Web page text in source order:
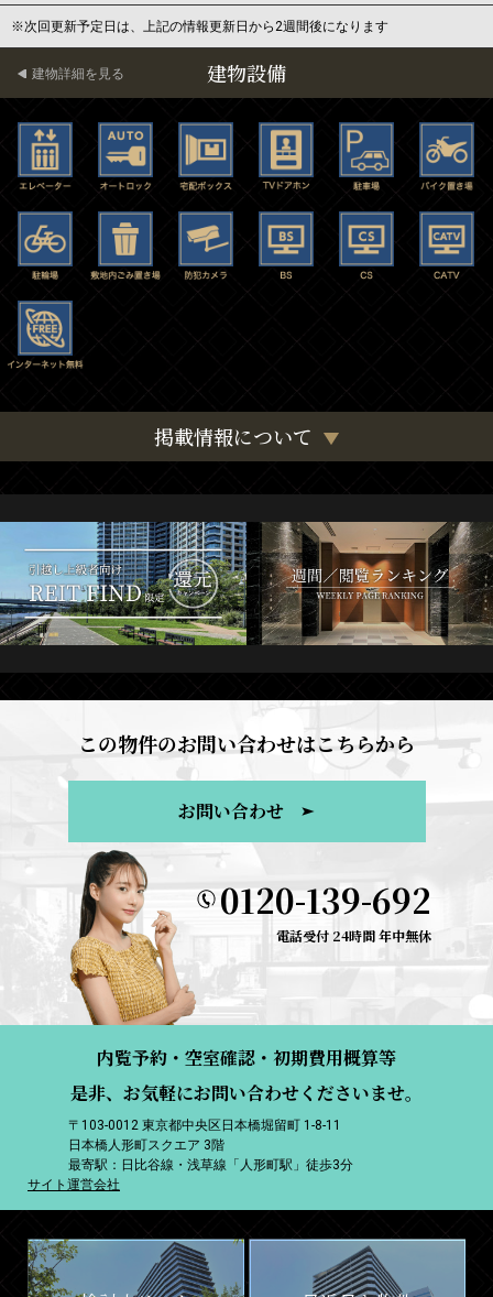
※次回更新予定日は、上記の情報更新日から2週間後になります
建物設備
建物詳細を見る
掲載情報について
この物件のお問い合わせはこちらから
お問い合わせ
0120-139-692
電話受付 24時間 年中無休
内覧予約・空室確認・初期費用概算等
是非、お気軽にお問い合わせくださいませ。
〒103-0012 東京都中央区日本橋堀留町 1-8-11
日本橋人形町スクエア 3階
最寄駅：日比谷線・浅草線「人形町駅」徒歩3分
サイト運営会社